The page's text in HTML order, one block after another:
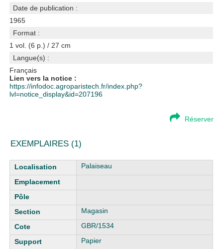
Date de publication :
1965
Format :
1 vol. (6 p.) / 27 cm
Langue(s) :
Français
Lien vers la notice :
https://infodoc.agroparistech.fr/index.php?
lvl=notice_display&id=207196
Réserver
EXEMPLAIRES (1)
Liste des exemplaires Palaiseau
Magasin
GBR/1534
Papier